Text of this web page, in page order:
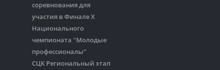
соревнования для
участия в Финале Х
Национального
чемпионата "Молодые
профессионалы"
СЦК Региональный этап